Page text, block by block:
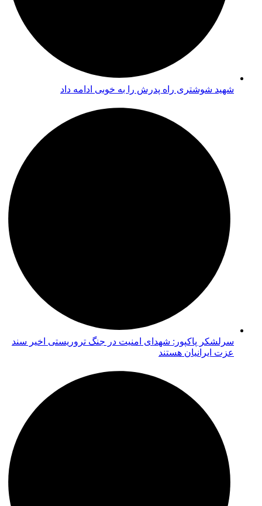
شهید شوشتری راه پدرش را به خوبی ادامه داد
سرلشکر پاکپور: شهدای امنیت در جنگ تروریستی اخیر سند
عزت ایرانیان هستند